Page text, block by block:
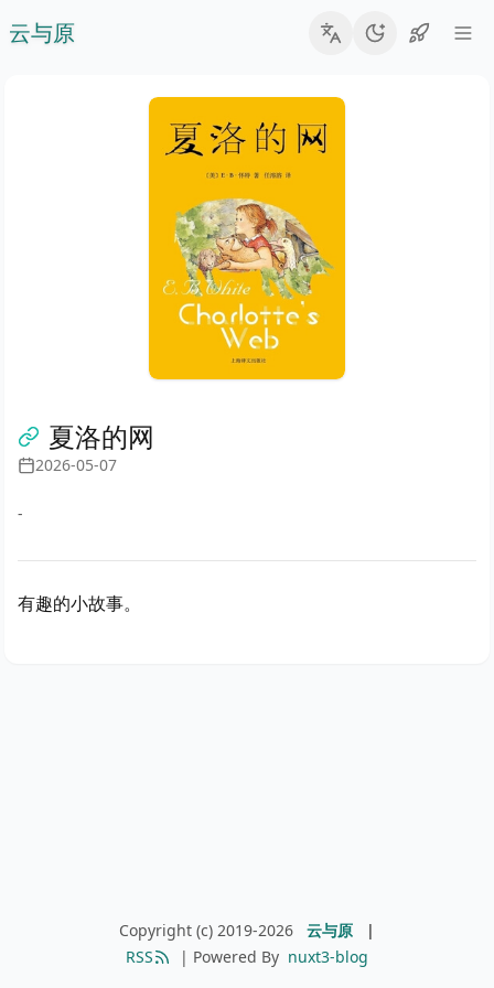
云与原
夏洛的网
2026-05-07
-
有趣的小故事。
Copyright (c) 2019-2026 云与原
|
RSS
| Powered By nuxt3-blog